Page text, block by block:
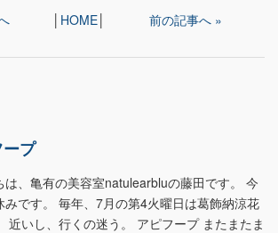
│ HOME│ 前の記事へ »
プ
は、亀有の美容室natulearbluの藤田です。 今
みです。 毎年、7月の第4火曜日は葛飾納涼花
近いし、行くの迷う。 アピフープ またまたま